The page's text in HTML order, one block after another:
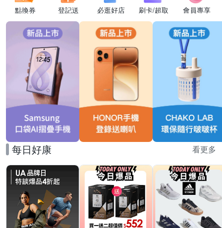
點換券 登記送 必逛好店 刷卡/超取 會員專享
每日好康 看更多